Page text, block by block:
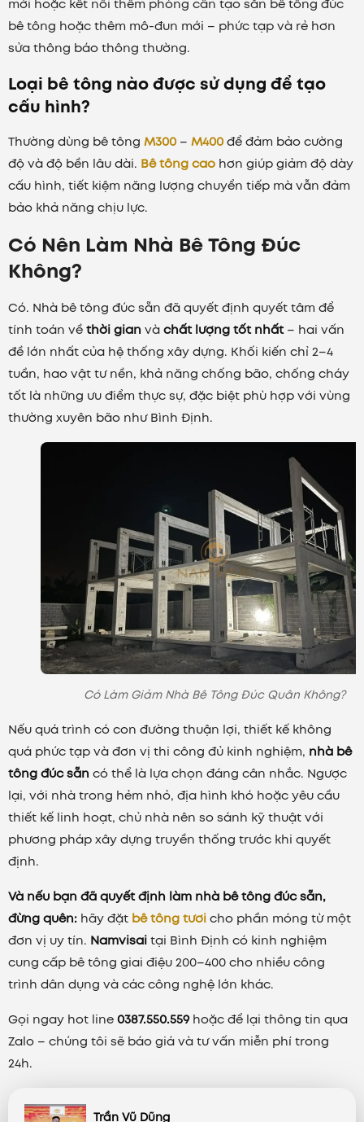
mới hoặc kết nối thêm phòng cần tạo sẵn bê tông đúc
bê tông hoặc thêm mô-đun mới – phức tạp và rẻ hơn
sửa thông báo thông thường.
Loại bê tông nào được sử dụng để tạo
cấu hình?
Thường dùng bê tông M300– M400để đảm bảo cường
độ và độ bền lâu dài. Bê tông cao hơn giúp giảm độ dày
cấu hình, tiết kiệm năng lượng chuyển tiếp mà vẫn đảm
bảo khả năng chịu lực.
Có Nên Làm Nhà Bê Tông Đúc
Không?
Có. Nhà bê tông đúc sẵn đã quyết định quyết tâm để
tính toán vềthời gian vàchất lượng tốt nhất– hai vấn
đề lớn nhất của hệ thống xây dựng. Khối kiến chỉ 2–4
tuần, hao vật tư nền, khả năng chống bão, chống cháy
tốt là những ưu điểm thực sự, đặc biệt phù hợp với vùng
thường xuyên bão như Bình Định.
Có Làm Giảm Nhà Bê Tông Đúc Quân Không?
Nếu quá trình có con đường thuận lợi, thiết kế không
quá phức tạp và đơn vị thi công đủ kinh nghiệm, nhà bê
tông đúc sẵn có thể là lựa chọn đáng cân nhắc. Ngược
lại, với nhà trong hẻm nhỏ, địa hình khó hoặc yêu cầu
thiết kế linh hoạt, chủ nhà nên so sánh kỹ thuật với
phương pháp xây dựng truyền thống trước khi quyết
định.
Và nếu bạn đã quyết định làm nhà bê tông đúc sẵn,
đừng quên: hãy đặt bê tông tươicho phần móng từ một
đơn vị uy tín. Namvisaitại Bình Định có kinh nghiệm
cung cấp bê tông giai điệu 200–400 cho nhiều công
trình dân dụng và các công nghệ lớn khác.
Gọi ngay hot line0387.550.559hoặc để lại thông tin qua
Zalo – chúng tôi sẽ báo giá và tư vấn miễn phí trong
24h.
Trần Vũ Dũng